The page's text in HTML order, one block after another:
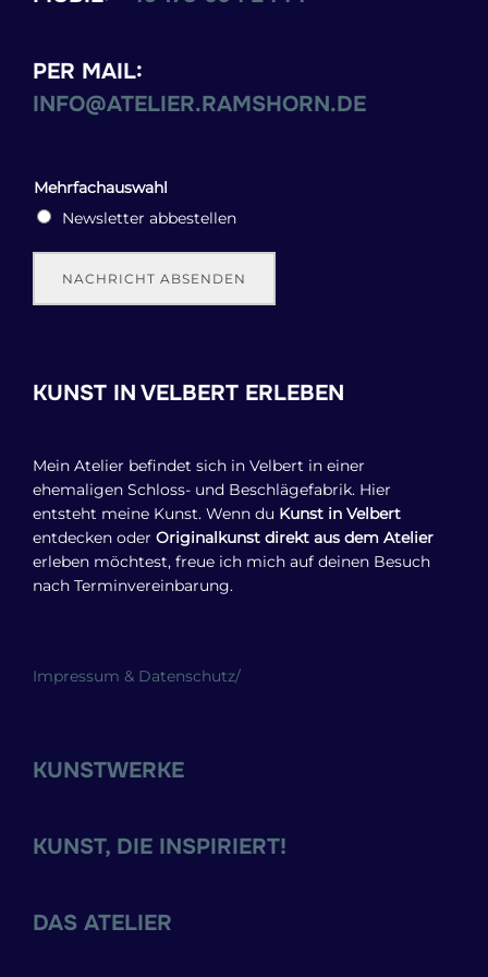
PER MAIL:
INFO@ATELIER.RAMSHORN.DE
Mehrfachauswahl
Newsletter abbestellen
NACHRICHT ABSENDEN
KUNST IN VELBERT ERLEBEN
Mein Atelier befindet sich in Velbert in einer
ehemaligen Schloss- und Beschlägefabrik. Hier
entsteht meine Kunst. Wenn du Kunst in Velbert
entdecken oder Originalkunst direkt aus dem Atelier
erleben möchtest, freue ich mich auf deinen Besuch
nach Terminvereinbarung.
Impressum & Datenschutz/
KUNSTWERKE
KUNST, DIE INSPIRIERT!
DAS ATELIER